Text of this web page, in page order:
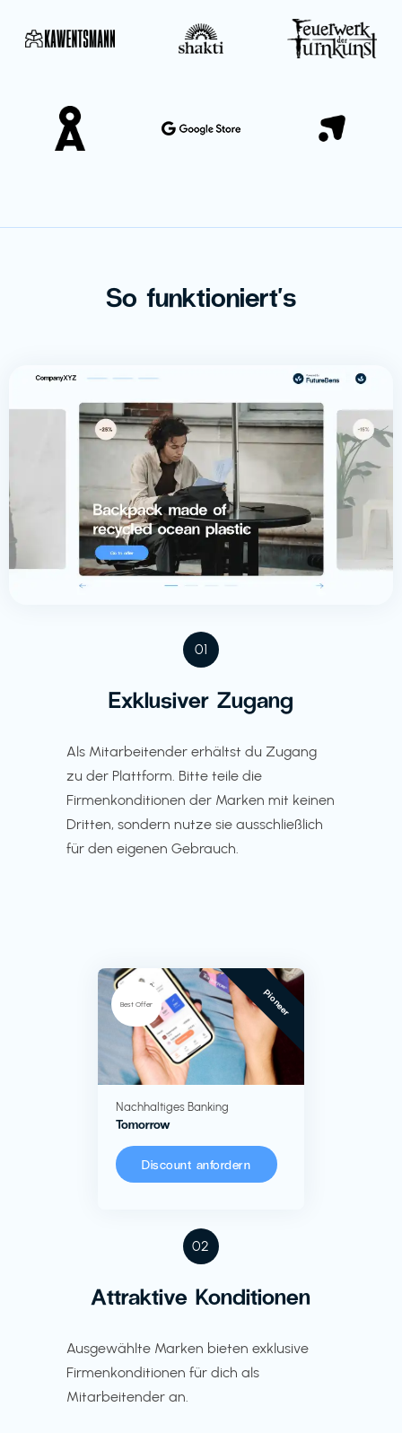
So funktioniert's
01
Exklusiver Zugang
Als Mitarbeitender erhältst du Zugang
zu der Plattform. Bitte teile die
Firmenkonditionen der Marken mit keinen
Dritten, sondern nutze sie ausschließlich
für den eigenen Gebrauch.
02
Attraktive Konditionen
Ausgewählte Marken bieten exklusive
Firmenkonditionen für dich als
Mitarbeitender an.
Best Offer Pioneer
Nachhaltiges Banking
Tomorrow
Discount anfordern